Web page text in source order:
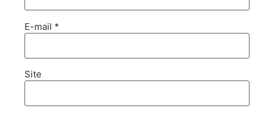
E-mail *
Site